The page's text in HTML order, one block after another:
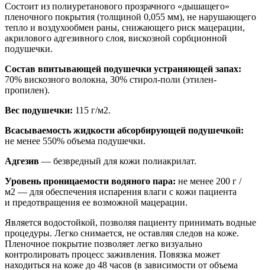
Состоит из полиуретанового прозрачного «дышащего»
пленочного покрытия (толщиной 0,055 мм), не нарушающего
тепло и воздухообмен раны, снижающего риск мацерации,
акрилового адгезивного слоя, вискозной сорбционной
подушечки.
Состав впитывающей подушечки устраняющей запах:
70% вискозного волокна, 30% стирол-поли (этилен-
пропилен).
Вес подушечки: 115 г/м2.
Всасываемость жидкости абсорбирующей подушечкой:
не менее 550% объема подушечки.
Адгезив — безвредный для кожи полиакрилат.
Уровень проницаемости водяного пара: не менее 200 г /
м2 — для обеспечения испарения влаги с кожи пациента
и предотвращения ее возможной мацерации.
Является водостойкой, позволяя пациенту принимать водные
процедуры. Легко снимается, не оставляя следов на коже.
Пленочное покрытие позволяет легко визуально
контролировать процесс заживления. Повязка может
находиться на коже до 48 часов (в зависимости от объема